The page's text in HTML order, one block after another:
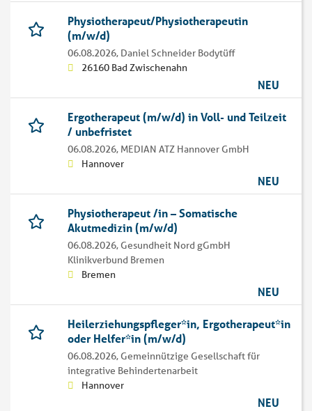
Physiotherapeut/Physiotherapeutin
(m/w/d)
06.08.2026, Daniel Schneider Bodytüff
26160 Bad Zwischenahn
NEU
Ergotherapeut (m/w/d) in Voll- und Teilzeit
/ unbefristet
06.08.2026, MEDIAN ATZ Hannover GmbH
Hannover
NEU
Physiotherapeut /in – Somatische
Akutmedizin (m/w/d)
06.08.2026, Gesundheit Nord gGmbH
Klinikverbund Bremen
Bremen
NEU
Heilerziehungspfleger*in, Ergotherapeut*in
oder Helfer*in (m/w/d)
06.08.2026, Gemeinnützige Gesellschaft für
integrative Behindertenarbeit
Hannover
NEU